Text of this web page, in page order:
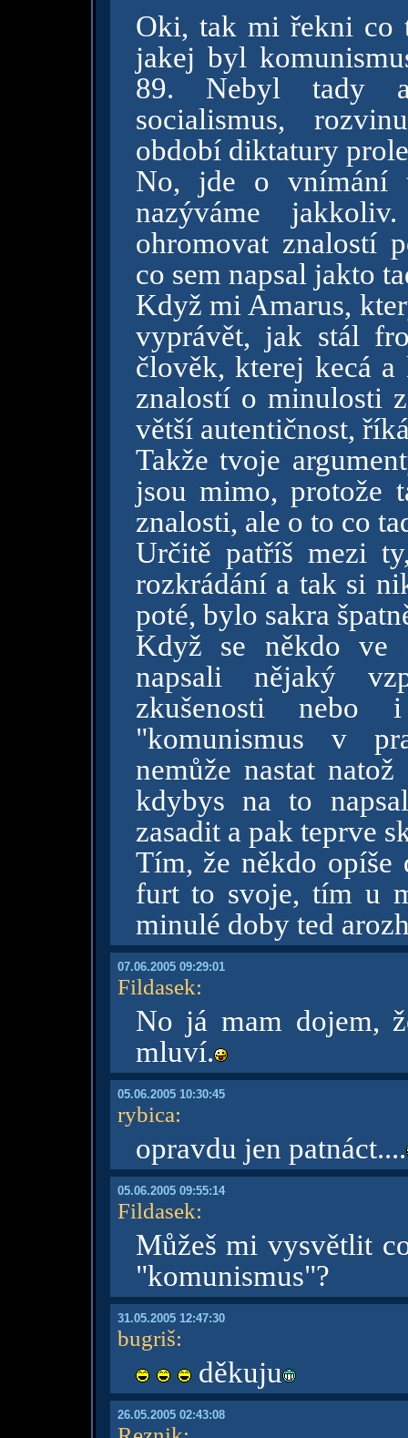
Oki, tak mi řekni co
jakej byl
89. Nebyl tady
socialismus,
období diktatury
No, jde o
nazýváme
ohromovat znalostí
co sem napsal jakto
Když mi Amarus,
vyprávět, jak stál
člověk, kterej kecá
znalostí o minulosti
větší autentičnost,
Takže tvoje
jsou mimo, protože
znalosti, ale o to co
Určitě patříš mezi
rozkrádání a tak si
poté, bylo sakra
Když se někdo ve
napsali nějaký
zkušenosti
"komunismus v
nemůže nastat
kdybys na to
zasadit a pak teprve
Tím, že někdo
furt to svoje, tím u
minulé doby ted
07.06.2005 09:29:01
Fildasek:
No já mam dojem,
mluví.
05.06.2005 10:30:45
rybica:
opravdu jen patnáct....
05.06.2005 09:55:14
Fildasek:
Můžeš mi vysvětlit
"komunismus"?
31.05.2005 12:47:30
bugriš:
děkuju
26.05.2005 02:43:08